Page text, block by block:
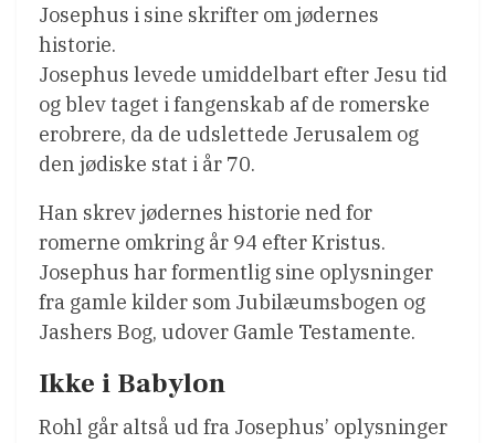
Josephus i sine skrifter om jødernes
historie.
Josephus levede umiddelbart efter Jesu tid
og blev taget i fangenskab af de romerske
erobrere, da de udslettede Jerusalem og
den jødiske stat i år 70.
Han skrev jødernes historie ned for
romerne omkring år 94 efter Kristus.
Josephus har formentlig sine oplysninger
fra gamle kilder som Jubilæumsbogen og
Jashers Bog, udover Gamle Testamente.
Ikke i Babylon
Rohl går altså ud fra Josephus’ oplysninger